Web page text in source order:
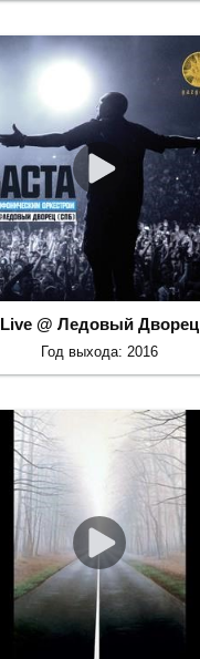
Live @ Ледовый Дворец
Год выхода: 2016